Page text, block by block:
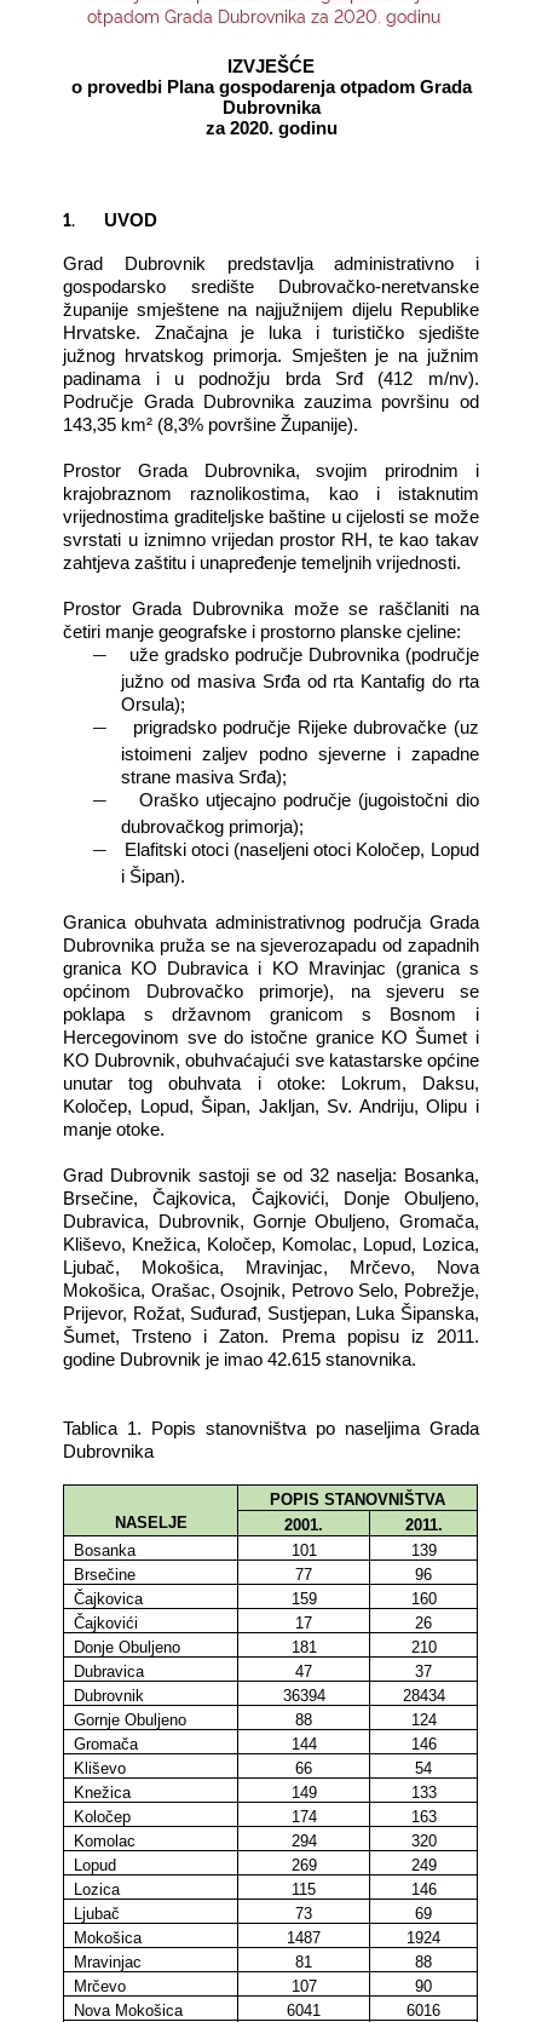
KONTAKTI
otpadom Grada Dubrovnika za 2020. godinu
IZVJEŠĆE
o provedbi Plana gospodarenja otpadom Grada
Dubrovnika
za 2020. godinu
1. UVOD
Grad Dubrovnik predstavlja administrativno i
gospodarsko središte Dubrovačko-­neretvanske
županije smještene na najjužnijem dijelu Republike
Hrvatske. Značajna je luka i turističko sjedište
južnog hrvatskog primorja. Smješten je na južnim
padinama i u podnožju brda Srđ (412 m/nv).
Područje Grada Dubrovnika zauzima površinu od
143,35 km² (8,3% površine Županije).
Prostor Grada Dubrovnika, svojim prirodnim i
krajobraznom raznolikostima, kao i istaknutim
vrijednostima graditeljske baštine u cijelosti se može
svrstati u iznimno vrijedan prostor RH, te kao takav
zahtjeva zaštitu i unapređenje temeljnih vrijednosti.
Prostor Grada Dubrovnika može se raščlaniti na
četiri manje geografske i prostorno planske cjeline:
―
uže gradsko područje Dubrovnika (područje
južno od masiva Srđa od rta Kantafig do rta
Orsula);
―
prigradsko područje Rijeke dubrovačke (uz
istoimeni zaljev podno sjeverne i zapadne
strane masiva Srđa);
―
Oraško utjecajno područje (jugoistočni dio
dubrovačkog primorja);
―
Elafitski otoci (naseljeni otoci Koločep, Lopud
i Šipan).
Granica obuhvata administrativnog područja Grada
Dubrovnika pruža se na sjeverozapadu od zapadnih
granica KO Dubravica i KO Mravinjac (granica s
općinom Dubrovačko primorje), na sjeveru se
poklapa s državnom granicom s Bosnom i
Hercegovinom sve do istočne granice KO Šumet i
KO Dubrovnik, obuhvaćajući sve katastarske općine
unutar tog obuhvata i otoke: Lokrum, Daksu,
Koločep, Lopud, Šipan, Jakljan, Sv. Andriju, Olipu i
manje otoke.
Grad Dubrovnik sastoji se od 32 naselja: Bosanka,
Brsečine, Čajkovica, Čajkovići, Donje Obuljeno,
Dubravica, Dubrovnik, Gornje Obuljeno, Gromača,
Kliševo, Knežica, Koločep, Komolac, Lopud, Lozica,
Ljubač, Mokošica, Mravinjac, Mrčevo, Nova
Mokošica, Orašac, Osojnik, Petrovo Selo, Pobrežje,
Prijevor, Rožat, Suđurađ, Sustjepan, Luka Šipanska,
Šumet, Trsteno i Zaton. Prema popisu iz 2011.
godine Dubrovnik je imao 42.615 stanovnika.
Tablica 1. Popis stanovništva po naseljima Grada
Dubrovnika
NASELJE
POPIS STANOVNIŠTVA
2001.
2011.
Bosanka
101
139
Brsečine
77
96
Čajkovica
159
160
Čajkovići
17
26
Donje Obuljeno
181
210
Dubravica
47
37
Dubrovnik
36394
28434
Gornje Obuljeno
88
124
Gromača
144
146
Kliševo
66
54
Knežica
149
133
Koločep
174
163
Komolac
294
320
Lopud
269
249
Lozica
115
146
Ljubač
73
69
Mokošica
1487
1924
Mravinjac
81
88
Mrčevo
107
90
Nova Mokošica
6041
6016